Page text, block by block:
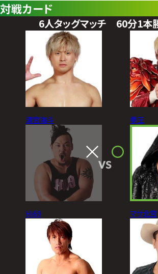
対戦カード
6人タッグマッチ 60分1本
清宮海斗
Hi69
VS
拳王
マサ北宮